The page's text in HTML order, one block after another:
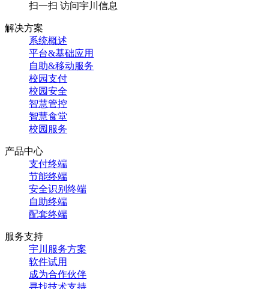
扫一扫 访问宇川信息
解决方案
系统概述
平台&基础应用
自助&移动服务
校园支付
校园安全
智慧管控
智慧食堂
校园服务
产品中心
支付终端
节能终端
安全识别终端
自助终端
配套终端
服务支持
宇川服务方案
软件试用
成为合作伙伴
寻找技术支持